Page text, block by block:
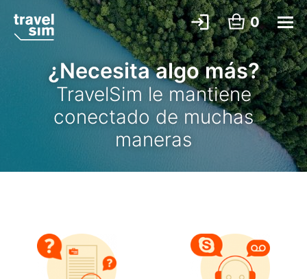
0
¿Necesita algo más?
TravelSim le mantiene
conectado de muchas
maneras